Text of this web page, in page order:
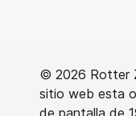
© 2026 Rotter
sitio web esta